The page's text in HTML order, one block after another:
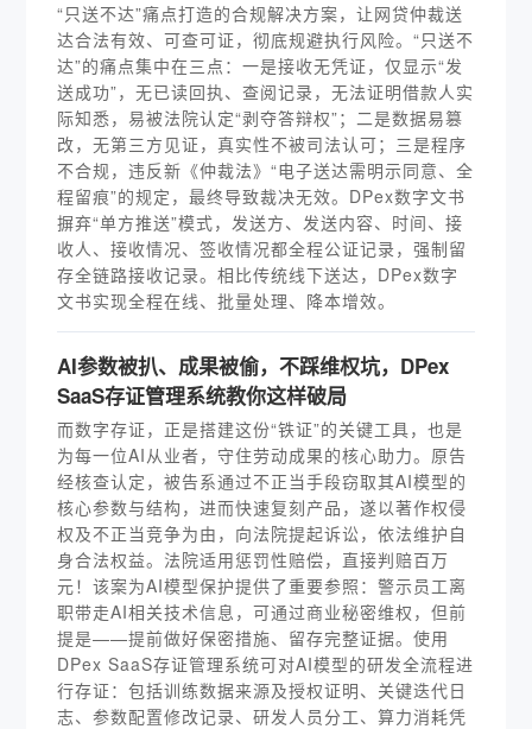
“只送不达”痛点打造的合规解决方案，让网贷仲裁送
达合法有效、可查可证，彻底规避执行风险。“只送不
达”的痛点集中在三点：一是接收无凭证，仅显示“发
送成功”，无已读回执、查阅记录，无法证明借款人实
际知悉，易被法院认定“剥夺答辩权”；二是数据易篡
改，无第三方见证，真实性不被司法认可；三是程序
不合规，违反新《仲裁法》“电子送达需明示同意、全
程留痕”的规定，最终导致裁决无效。DPex数字文书
摒弃“单方推送”模式，发送方、发送内容、时间、接
收人、接收情况、签收情况都全程公证记录，强制留
存全链路接收记录。相比传统线下送达，DPex数字
文书实现全程在线、批量处理、降本增效。
AI参数被扒、成果被偷，不踩维权坑，DPex
SaaS存证管理系统教你这样破局
而数字存证，正是搭建这份“铁证”的关键工具，也是
为每一位AI从业者，守住劳动成果的核心助力。原告
经核查认定，被告系通过不正当手段窃取其AI模型的
核心参数与结构，进而快速复刻产品，遂以著作权侵
权及不正当竞争为由，向法院提起诉讼，依法维护自
身合法权益。法院适用惩罚性赔偿，直接判赔百万
元！该案为AI模型保护提供了重要参照：警示员工离
职带走AI相关技术信息，可通过商业秘密维权，但前
提是——提前做好保密措施、留存完整证据。使用
DPex SaaS存证管理系统可对AI模型的研发全流程进
行存证：包括训练数据来源及授权证明、关键迭代日
志、参数配置修改记录、研发人员分工、算力消耗凭